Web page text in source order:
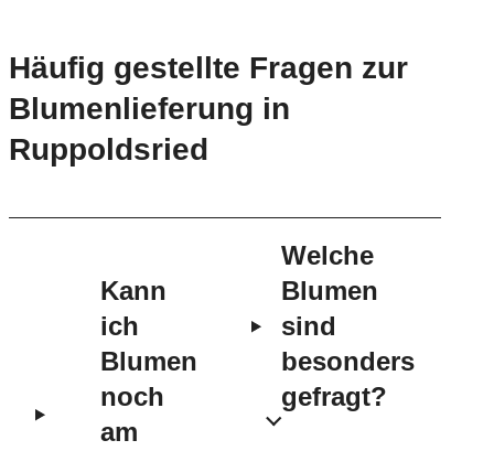
Häufig gestellte Fragen zur
Blumenlieferung in
Ruppoldsried
Kann
ich
Blumen
noch
am
Welche
Blumen
sind
besonders
gefragt?